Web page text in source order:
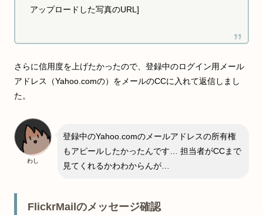
アップロードした写真のURL]
さらに信用度を上げたかったので、登録中のログイン用メール
アドレス（Yahoo.comの）をメールのCCに入れて返信しまし
た。
わし
登録中のYahoo.comのメールアドレスの所有権
もアピールしたかったんです… 担当者がCCまで
見てくれるかわわからんが…
FlickrMailのメッセージ確認